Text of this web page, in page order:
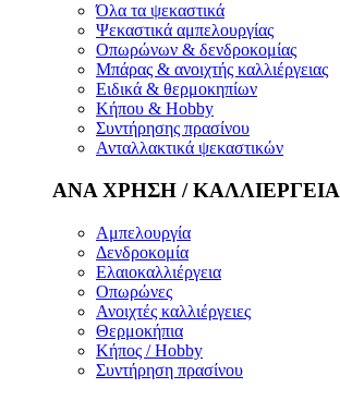
Όλα τα ψεκαστικά
Ψεκαστικά αμπελουργίας
Οπωρώνων & δενδροκομίας
Μπάρας & ανοιχτής καλλιέργειας
Ειδικά & θερμοκηπίων
Κήπου & Hobby
Συντήρησης πρασίνου
Ανταλλακτικά ψεκαστικών
ΑΝΑ ΧΡΗΣΗ / ΚΑΛΛΙΕΡΓΕΙΑ
Αμπελουργία
Δενδροκομία
Ελαιοκαλλιέργεια
Οπωρώνες
Ανοιχτές καλλιέργειες
Θερμοκήπια
Κήπος / Hobby
Συντήρηση πρασίνου